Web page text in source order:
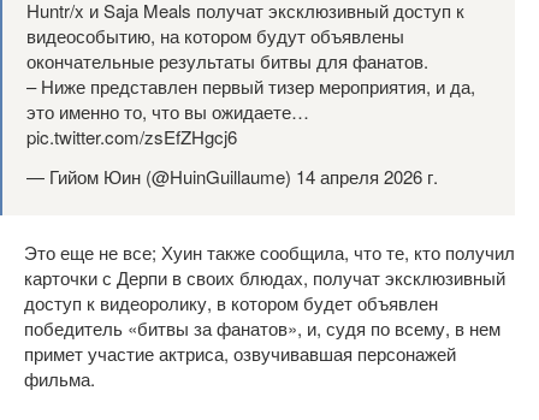
Huntr/x и Saja Meals получат эксклюзивный доступ к
видеособытию, на котором будут объявлены
окончательные результаты битвы для фанатов.
– Ниже представлен первый тизер мероприятия, и да,
это именно то, что вы ожидаете…
pic.twitter.com/zsEfZHgcj6
— Гийом Юин (@HuinGuillaume) 14 апреля 2026 г.
Это еще не все; Хуин также сообщила, что те, кто получил
карточки с Дерпи в своих блюдах, получат эксклюзивный
доступ к видеоролику, в котором будет объявлен
победитель «битвы за фанатов», и, судя по всему, в нем
примет участие актриса, озвучивавшая персонажей
фильма.